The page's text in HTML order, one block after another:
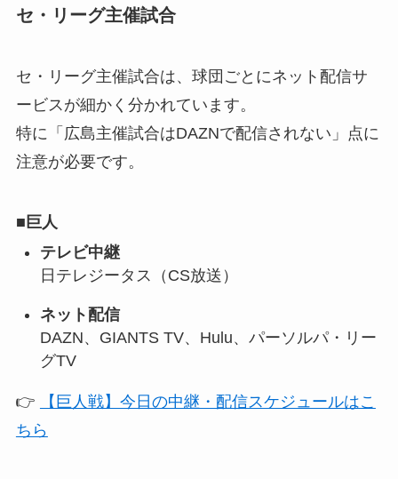
セ・リーグ主催試合
セ・リーグ主催試合は、球団ごとにネット配信サ
ービスが細かく分かれています。
特に「広島主催試合はDAZNで配信されない」点に
注意が必要です。
■ 巨人
テレビ中継
日テレジータス（CS放送）
ネット配信
DAZN、GIANTS TV、Hulu、パーソルパ・リー
グTV
👉
【巨人戦】今日の中継・配信スケジュールはこ
ちら